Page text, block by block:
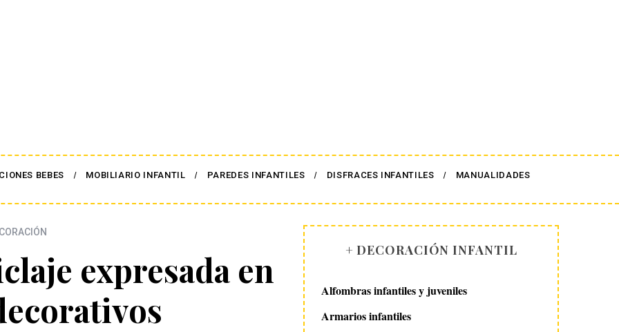
BEBES MOBILIARIO INFANTIL PAREDES INFANTILES DISFRACES INFANTILES MANUALIDADES
expresada en
+ DECORACIÓN INFANTIL
Alfombras infantiles y juveniles
Armarios infantiles